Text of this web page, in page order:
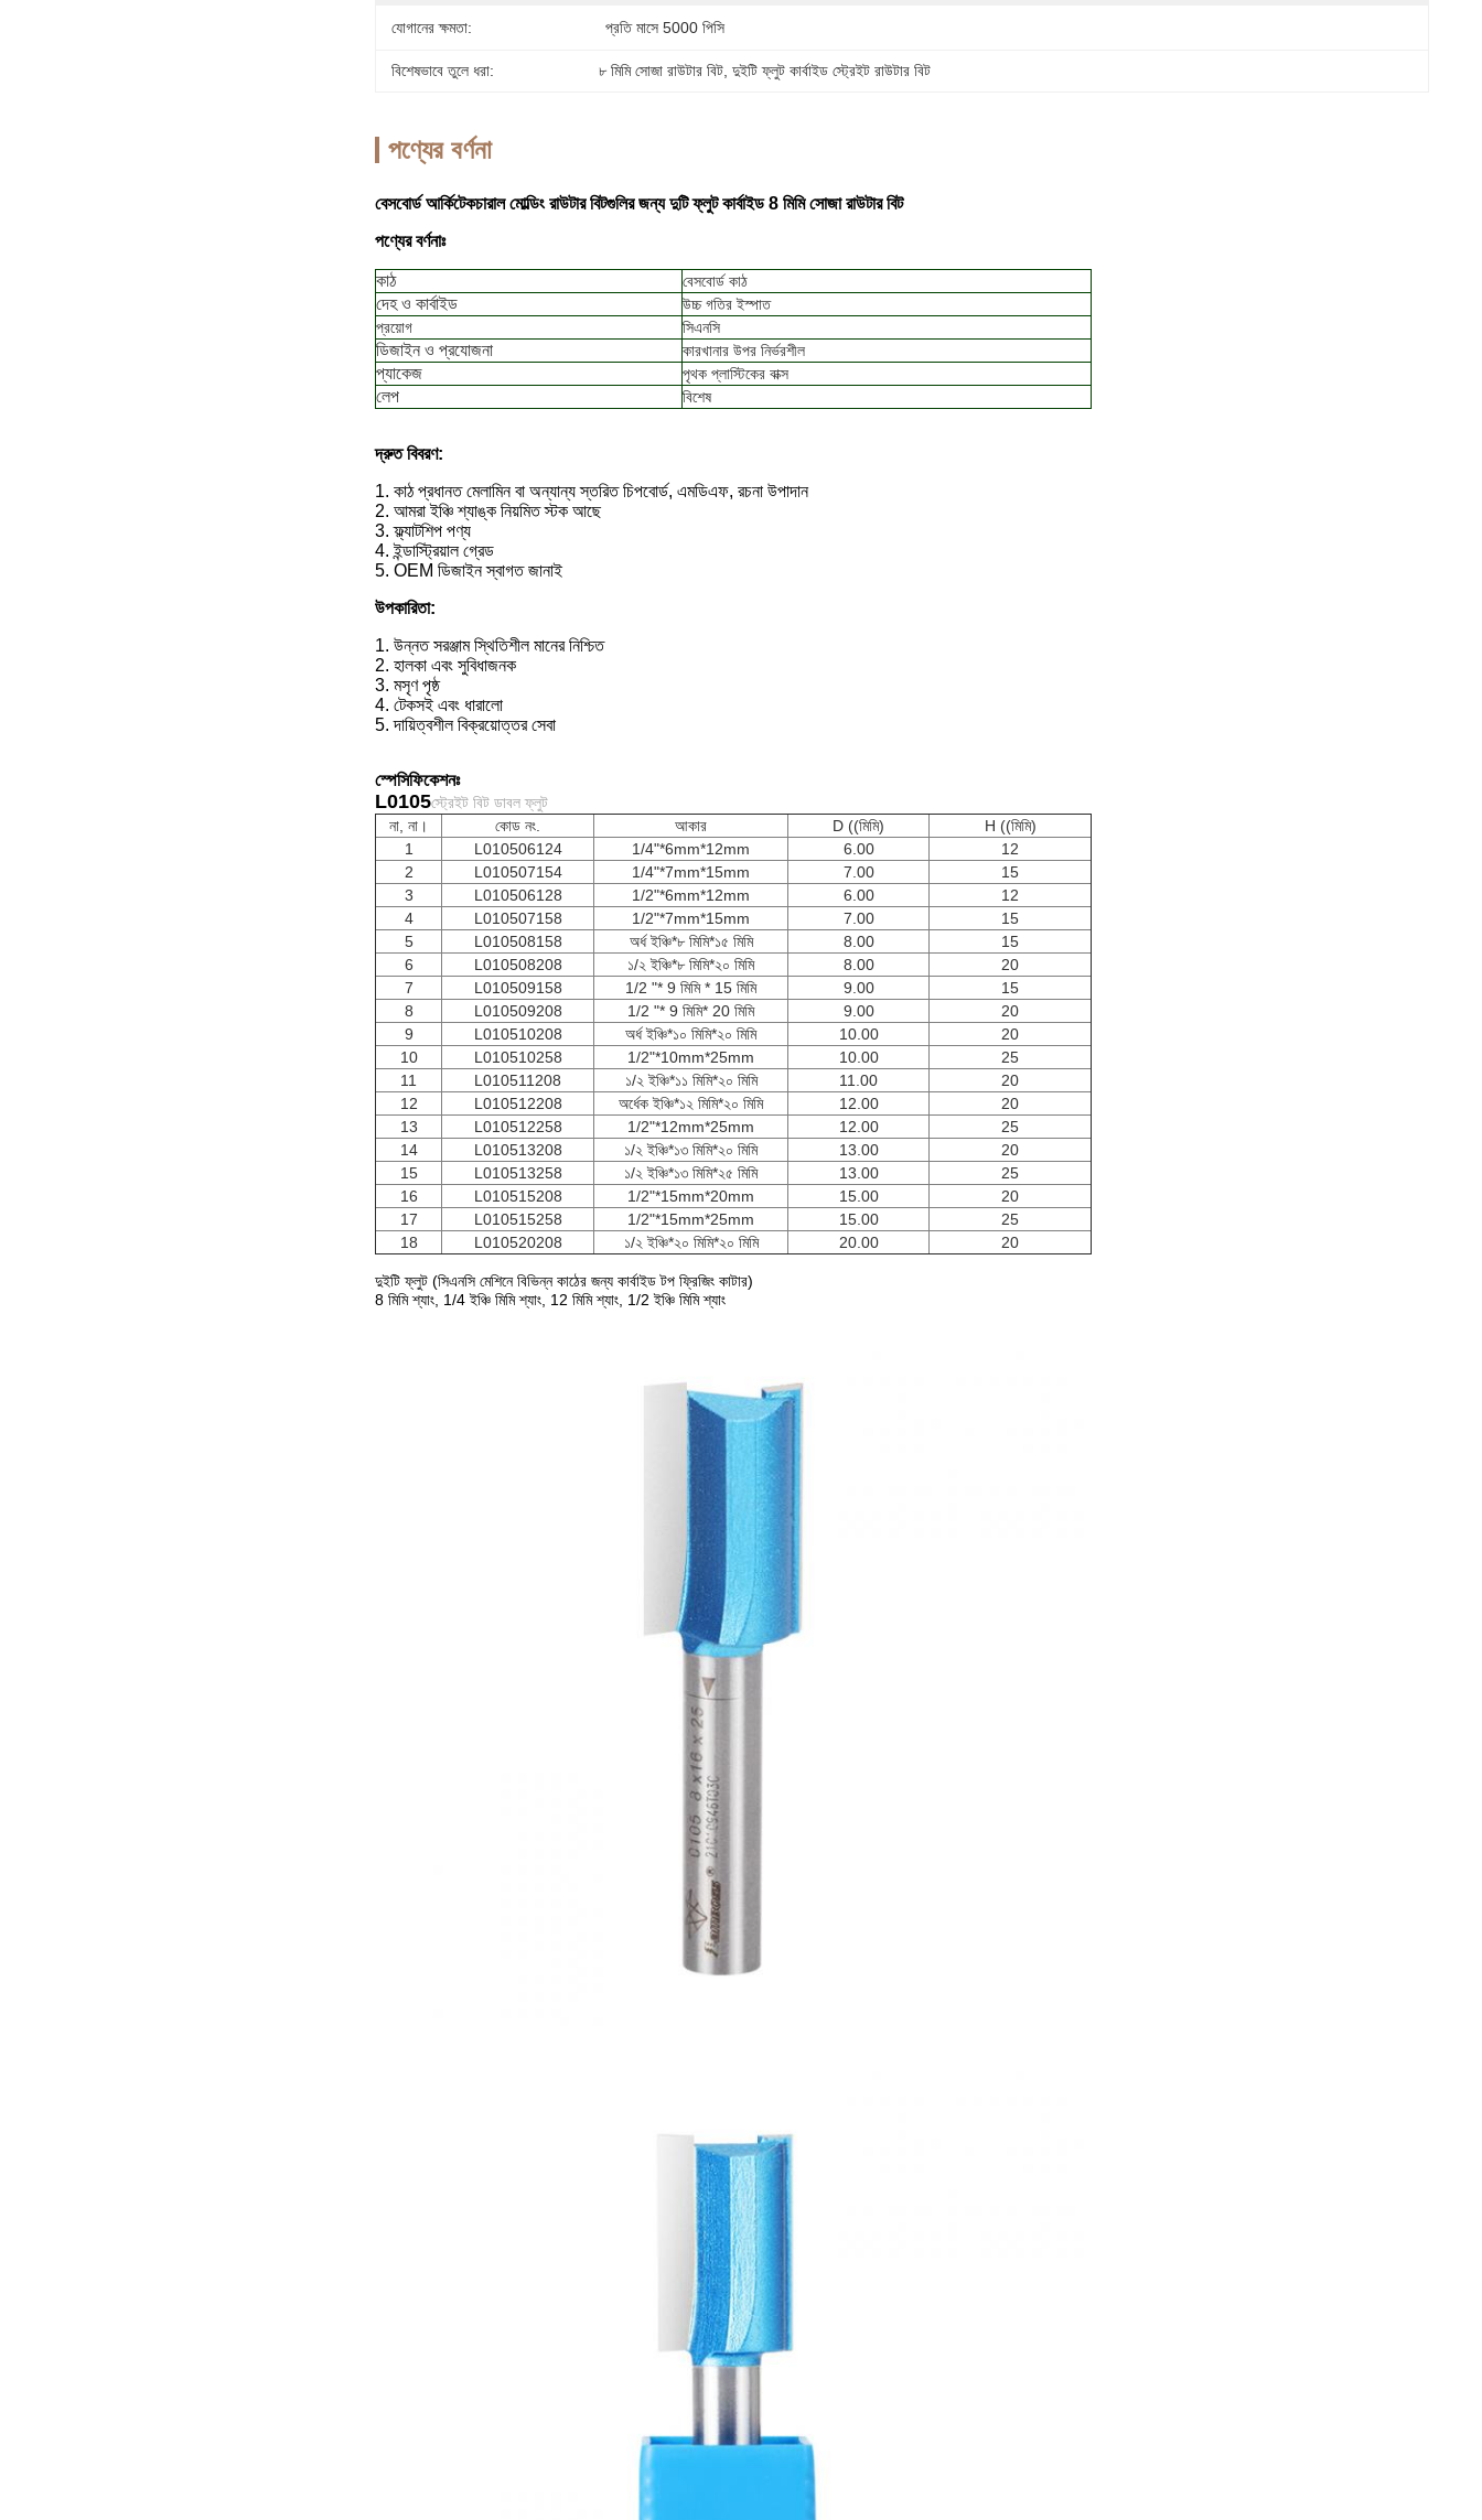
যোগানের ক্ষমতা: প্রতি মাসে 5000 পিসি
বিশেষভাবে তুলে ধরা: ৮ মিমি সোজা রাউটার বিট , দুইটি ফ্লুট কার্বাইড স্ট্রেইট রাউটার বিট
পণ্যের বর্ণনা
বেসবোর্ড আর্কিটেকচারাল মোল্ডিং রাউটার বিটগুলির জন্য দুটি ফ্লুট কার্বাইড 8 মিমি সোজা রাউটার বিট
পণ্যের বর্ণনাঃ
কাঠ বেসবোর্ড কাঠ
দেহ ও কার্বাইড
উচ্চ গতির ইস্পাত
প্রয়োগ
সিএনসি
ডিজাইন ও প্রযোজনা কারখানার উপর নির্ভরশীল
প্যাকেজ পৃথক প্লাস্টিকের বাক্স
লেপ বিশেষ
দ্রুত বিবরণ:
1. কাঠ প্রধানত মেলামিন বা অন্যান্য স্তরিত চিপবোর্ড, এমডিএফ, রচনা উপাদান
2. আমরা ইঞ্চি শ্যাঙ্ক নিয়মিত স্টক আছে
3. ফ্ল্যাটশিপ পণ্য
4. ইন্ডাস্ট্রিয়াল গ্রেড
5. OEM ডিজাইন স্বাগত জানাই
উপকারিতা:
1. উন্নত সরঞ্জাম স্থিতিশীল মানের নিশ্চিত
2. হালকা এবং সুবিধাজনক
3. মসৃণ পৃষ্ঠ
4. টেকসই এবং ধারালো
5. দায়িত্বশীল বিক্রয়োত্তর সেবা
স্পেসিফিকেশনঃ
L0105স্ট্রেইট বিট ডাবল ফ্লুট
না, না।
কোড নং. আকার D ((মিমি)
H ((মিমি)
1
L010506124 1/4"*6mm*12mm 6.00
12
2
L010507154 1/4"*7mm*15mm 7.00
15
3
L010506128 1/2"*6mm*12mm 6.00
12
4
L010507158 1/2"*7mm*15mm 7.00
15
5
L010508158 অর্ধ ইঞ্চি*৮ মিমি*১৫ মিমি 8.00
15
6
L010508208 ১/২ ইঞ্চি*৮ মিমি*২০ মিমি 8.00
20
7
L010509158 1/2 "* 9 মিমি * 15 মিমি 9.00
15
8
L010509208 1/2 "* 9 মিমি* 20 মিমি 9.00
20
9
L010510208 অর্ধ ইঞ্চি*১০ মিমি*২০ মিমি 10.00
20
10
L010510258 1/2"*10mm*25mm 10.00
25
11
L010511208 ১/২ ইঞ্চি*১১ মিমি*২০ মিমি 11.00
20
12
L010512208 অর্ধেক ইঞ্চি*১২ মিমি*২০ মিমি 12.00
20
13
L010512258 1/2"*12mm*25mm 12.00
25
14
L010513208 ১/২ ইঞ্চি*১৩ মিমি*২০ মিমি 13.00
20
15
L010513258 ১/২ ইঞ্চি*১৩ মিমি*২৫ মিমি 13.00
25
16
L010515208 1/2"*15mm*20mm 15.00
20
17
L010515258 1/2"*15mm*25mm 15.00
25
18
L010520208 ১/২ ইঞ্চি*২০ মিমি*২০ মিমি 20.00 20
দুইটি ফ্লুট (সিএনসি মেশিনে বিভিন্ন কাঠের জন্য কার্বাইড টপ ফ্রিজিং কাটার)
8 মিমি শ্যাং, 1/4 ইঞ্চি মিমি শ্যাং, 12 মিমি শ্যাং, 1/2 ইঞ্চি মিমি শ্যাং